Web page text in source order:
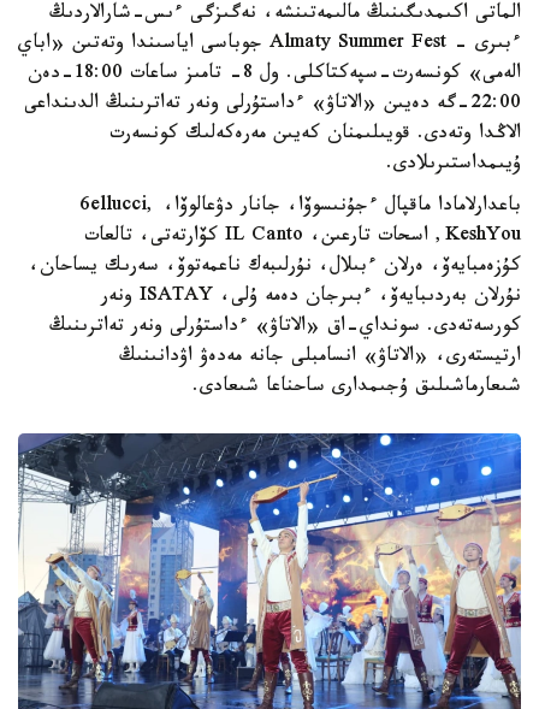
الماتى اكىمدىگىنىڭ مالىمەتىنشە، نەگىزگى ءىس-شارالاردىڭ
ءبىرى - Almaty Summer Fest جوباسى اياسىندا وتەتىن «اباي
الەمى» كونسەرت-سپەكتاكلى. ول 8- تامىز ساعات 18:00-دەن
22:00-گە دەيىن «الاتاۋ» ءداستۇرلى ونەر تەاترىنىڭ الدىنداعى
الاڭدا وتەدى. قويىلىمنان كەيىن مەرەكەلىك كونسەرت
ۇيىمداستىرىلادى.
باعدارلامادا ماقپال ءجۇنىسوۆا، جانار دۋعالوۆا، 6ellucci,
KeshYou, اسحات تارعىن، IL Canto كۆارتەتى، تالعات
كۇزەمبايەۆ، ەرلان ءبىلال، نۇرلىبەك ناعمەتوۆ، سەرىك يساحان،
نۇرلان بەردىبايەۆ، ءبىرجان دەمە ۇلى، ISATAY ونەر
كورسەتەدى. سونداي-اق «الاتاۋ» ءداستۇرلى ونەر تەاترىنىڭ
ارتيستەرى، «الاتاۋ» انسامبلى جانە مەدەۋ اۋدانىنىڭ
شىعارماشىلىق ۇجىمدارى ساحناعا شىعادى.